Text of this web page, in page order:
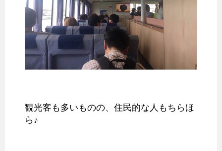
観光客も多いものの、住民的な人もちらほ
ら♪